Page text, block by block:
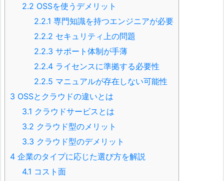
2.2 OSSを使うデメリット
2.2.1 専門知識を持つエンジニアが必要
2.2.2 セキュリティ上の問題
2.2.3 サポート体制が手薄
2.2.4 ライセンスに準拠する必要性
2.2.5 マニュアルが存在しない可能性
3 OSSとクラウドの違いとは
3.1 クラウドサービスとは
3.2 クラウド型のメリット
3.3 クラウド型のデメリット
4 企業のタイプに応じた選び方を解説
4.1 コスト面